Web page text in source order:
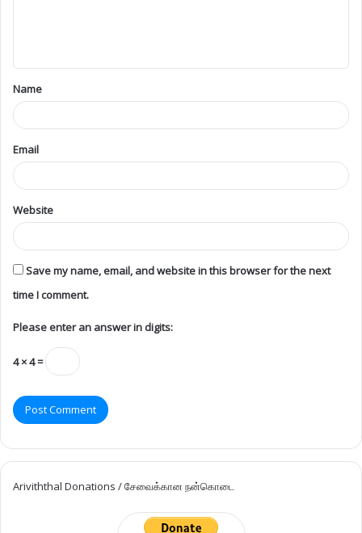
Name
Email
Website
Save my name, email, and website in this browser for the next
time I comment.
Please enter an answer in digits:
4 × 4 =
Ariviththal Donations / சேவைக்கான நன்கொடை